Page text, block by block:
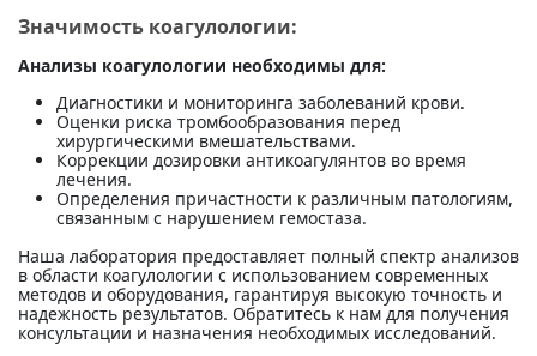
Значимость коагулологии:
Анализы коагулологии необходимы для:
Диагностики и мониторинга заболеваний крови.
Оценки риска тромбообразования перед
хирургическими вмешательствами.
Коррекции дозировки антикоагулянтов во время
лечения.
Определения причастности к различным патологиям,
связанным с нарушением гемостаза.
Наша лаборатория предоставляет полный спектр анализов
в области коагулологии с использованием современных
методов и оборудования, гарантируя высокую точность и
надежность результатов. Обратитесь к нам для получения
консультации и назначения необходимых исследований.